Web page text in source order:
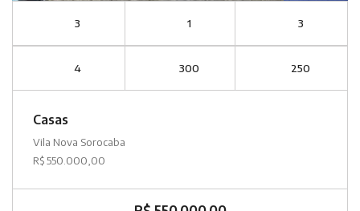
3 1 3
4 300 250
Casas
Vila Nova Sorocaba
R$ 550.000,00